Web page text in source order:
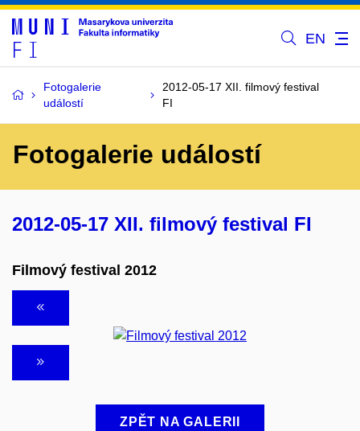
EN
Fotogalerie
událostí
2012-05-17 XII. filmový festival
FI
Fotogalerie událostí
2012-05-17 XII. filmový festival FI
Filmový festival 2012
ZPĚT NA GALERII